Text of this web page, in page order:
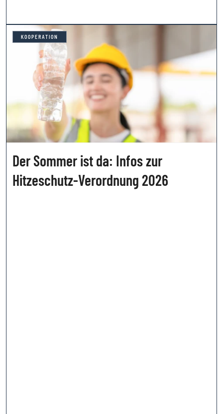
KOOPERATION
Der Sommer ist da: Infos zur
Hitzeschutz-Verordnung 2026